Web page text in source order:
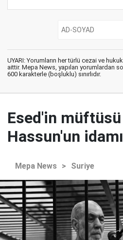
UYARI: Yorumların her türlü cezai ve
aittir. Mepa News, yapılan yorumlardan
600 karakterle (boşluklu) sınırlıdır.
Esed'in
Hassun'un
Mepa News > Suriye